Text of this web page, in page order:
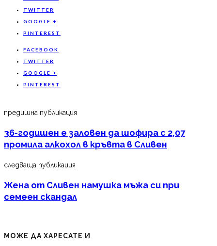
TWITTER
GOOGLE +
PINTEREST
FACEBOOK
TWITTER
GOOGLE +
PINTEREST
предишна публикация
36-годишен е заловен да шофира с 2,07
промила алкохол в кръвта в Сливен
следваща публикация
Жена от Сливен намушка мъжа си при
семеен скандал
МОЖЕ ДА ХАРЕСАТЕ И